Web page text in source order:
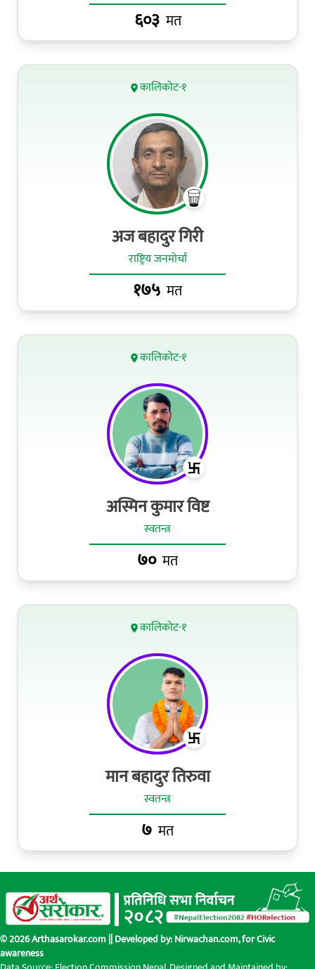
६०३ मत
कालिकोट-१
अज बहादुर गिरी
राष्ट्रिय जनमोर्चा
१७५ मत
कालिकोट-१
अस्मिन कुमार विष्ट
स्वतन्त्र
७० मत
कालिकोट-१
मान बहादुर तिरुवा
स्वतन्त्र
७ मत
© 2026 Arthasarokar.com || Developed by:Nirwachan.com, for Civic
awareness